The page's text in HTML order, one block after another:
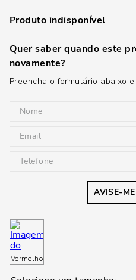
Produto indisponível
Quer saber quando este
novamente?
Preencha o formulário abaixo
AVISE-ME
Vermelho